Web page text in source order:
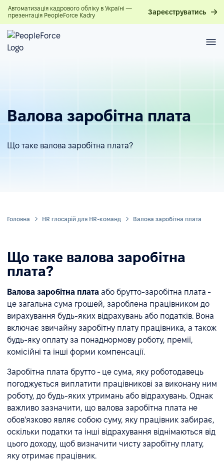
Автоматизація кадрового обліку в Україні —
презентація PeopleForce Kadry
Зареєструватись
Валова заробітна плата
Що таке валова заробітна плата?
Головна HR глосарій для HR-команд Валова заробітна плата
Що таке валова заробітна
плата?
Валова заробітна плата або брутто-заробітна плата -
це загальна сума грошей, зароблена працівником до
вирахування будь-яких відрахувань або податків. Вона
включає звичайну заробітну плату працівника, а також
будь-яку оплату за понаднормову роботу, премії,
комісійні та інші форми компенсації.
Заробітна плата брутто - це сума, яку роботодавець
погоджується виплатити працівникові за виконану ним
роботу, до будь-яких утримань або відрахувань. Однак
важливо зазначити, що валова заробітна плата не
обов'язково являє собою суму, яку працівник забирає,
оскільки податки та інші відрахування віднімаються від
цього доходу, щоб визначити чисту заробітну плату,
яку отримає працівник.